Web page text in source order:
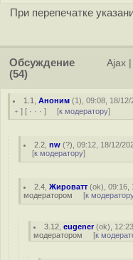
При перепечатке
Обсуждение
(54)
Ajax
1.1 ,Аноним (1), 09:08, 18/
﹢ ] [ · · · ] [к модератору]
2.2 ,nw (?), 09:12, 18/12/
[к модератору]
2.4 ,Жироватт (ok), 09:16,
модератором [к
3.12 ,eugener(ok),
модератором [к